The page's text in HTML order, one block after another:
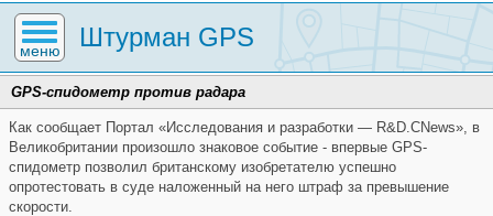
меню Штурман GPS
GPS-спидометр против радара
Как сообщает Портал «Исследования и разработки — R&D.CNews», в
Великобритании произошло знаковое событие - впервые GPS-
спидометр позволил британскому изобретателю успешно
опротестовать в суде наложенный на него штраф за превышение
скорости.